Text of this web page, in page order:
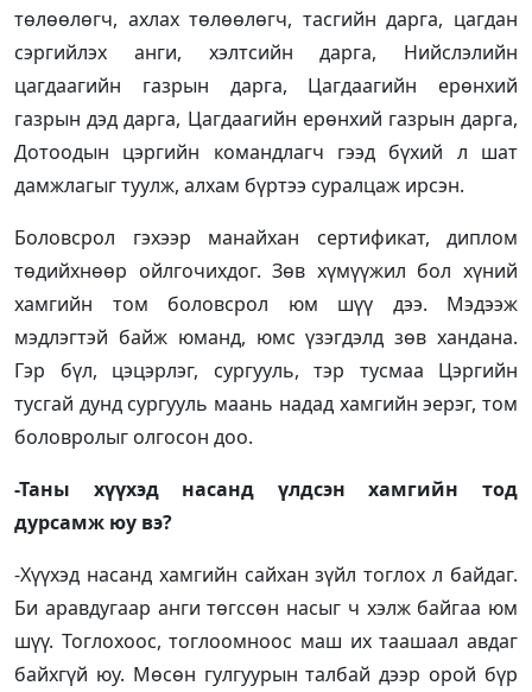
төлөөлөгч, ахлах төлөөлөгч, тасгийн дарга, цагдан
сэргийлэх анги, хэлтсийн дарга, Нийслэлийн
цагдаагийн газрын дарга, Цагдаагийн ерөнхий
газрын дэд дарга, Цагдаагийн ерөнхий газрын дарга,
Дотоодын цэргийн командлагч гээд бүхий л шат
дамжлагыг туулж, алхам бүртээ суралцаж ирсэн.
Боловсрол гэхээр манайхан сертификат, диплом
төдийхнөөр ойлгочихдог. Зөв хүмүүжил бол хүний
хамгийн том боловсрол юм шүү дээ. Мэдээж
мэдлэгтэй байж юманд, юмс үзэгдэлд зөв хандана.
Гэр бүл, цэцэрлэг, сургууль, тэр тусмаа Цэргийн
тусгай дунд сургууль маань надад хамгийн эерэг, том
боловролыг олгосон доо.
-Таны хүүхэд насанд үлдсэн хамгийн тод
дурсамж юу вэ?
-Хүүхэд насанд хамгийн сайхан зүйл тоглох л байдаг.
Би аравдугаар анги төгссөн насыг ч хэлж байгаа юм
шүү. Тоглохоос, тоглоомноос маш их таашаал авдаг
байхгүй юу. Мөсөн гулгуурын талбай дээр орой бүр